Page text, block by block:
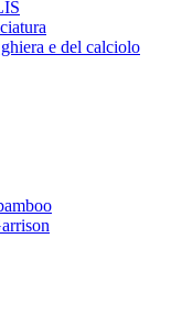
e del calciolo